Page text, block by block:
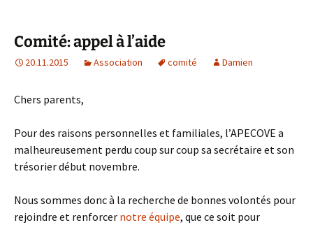
Comité: appel à l’aide
20.11.2015 Association comité Damien
Chers parents,
Pour des raisons personnelles et familiales, l’APECOVE a
malheureusement perdu coup sur coup sa secrétaire et son
trésorier début novembre.
Nous sommes donc à la recherche de bonnes volontés pour
rejoindre et renforcer notre équipe, que ce soit pour